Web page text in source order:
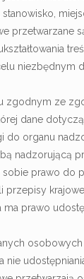
przetwarzane
niezbędnym
zgodnym ze
dane
do organu
nadzorującą
sobie prawo do
przepisy
ma prawo
nie